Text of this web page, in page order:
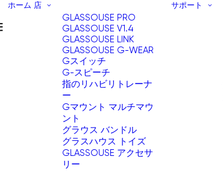
ホーム 店
GLASSOUSE PRO
GLASSOUSE V1.4
GLASSOUSE LINK
GLASSOUSE G-WEAR
Gスイッチ
G-スピーチ
指のリハビリトレーナ
ー
Gマウント マルチマウ
ント
グラウス バンドル
グラスハウス トイズ
GLASSOUSE アクセサ
リー
サポート